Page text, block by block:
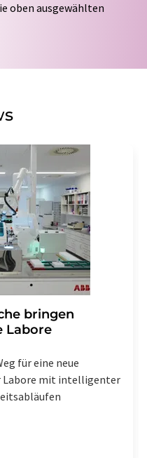
oben ausgewählten
Daten werden
. LUMITOS darf
Ihre
Angabe von
unter
für die Zukunft
ein Link zur
Newsletters
bringen
Labore
für eine neue
Labore mit intelligenter